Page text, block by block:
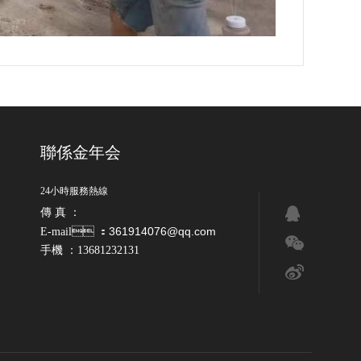
聯係金年会
24小時服務熱線
傳 真 ：
E-mail ： 361914076@qq.com
手機 ：13681232131